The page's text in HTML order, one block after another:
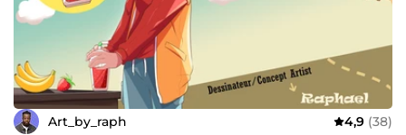
Art_by_raph 4,9 (38)